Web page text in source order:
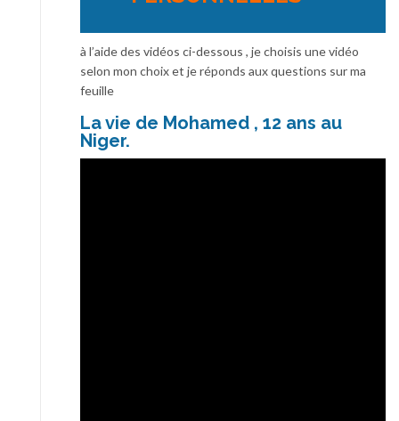
à l’aide des vidéos ci-dessous , je choisis une vidéo
selon mon choix et je réponds aux questions sur ma
feuille
La vie de Mohamed , 12 ans au
Niger.